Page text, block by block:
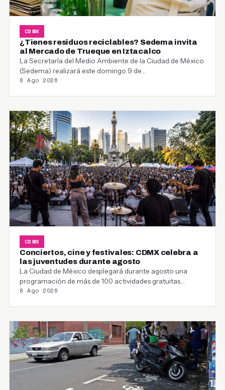
CDMX
¿Tienes residuos reciclables? Sedema invita
al Mercado de Trueque en Iztacalco
La Secretaría del Medio Ambiente de la Ciudad de México
(Sedema) realizará este domingo 9 de…
8 Ago 2026
CDMX
Conciertos, cine y festivales: CDMX celebra a
las juventudes durante agosto
La Ciudad de México desplegará durante agosto una
programación de más de 100 actividades gratuitas
dirigidas…
8 Ago 2026